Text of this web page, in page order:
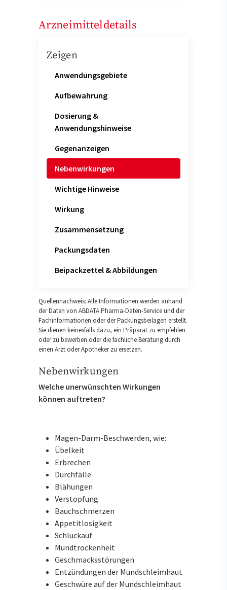
Arzneimitteldetails
Zeigen
Anwendungsgebiete
Aufbewahrung
Dosierung &
Anwendungshinweise
Gegenanzeigen
Nebenwirkungen
Wichtige Hinweise
Wirkung
Zusammensetzung
Packungsdaten
Beipackzettel & Abbildungen
Quellennachweis: Alle Informationen werden anhand
der Daten von ABDATA Pharma-Daten-Service und der
Fachinformationen oder der Packungsbeilagen erstellt.
Sie dienen keinesfalls dazu, ein Präparat zu empfehlen
oder zu bewerben oder die fachliche Beratung durch
einen Arzt oder Apotheker zu ersetzen.
Nebenwirkungen
Welche unerwünschten Wirkungen
können auftreten?
Magen-Darm-Beschwerden, wie:
Übelkeit
Erbrechen
Durchfälle
Blähungen
Verstopfung
Bauchschmerzen
Appetitlosigkeit
Schluckauf
Mundtrockenheit
Geschmacksstörungen
Entzündungen der Mundschleimhaut
Geschwüre auf der Mundschleimhaut